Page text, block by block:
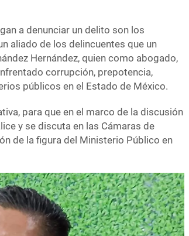
a denunciar un delito son los
aliado de los delincuentes que un
Hernández, quien como abogado,
corrupción, prepotencia,
públicos en el Estado de México.
para que en el marco de la discusión
y se discuta en las Cámaras de
de la figura del Ministerio Público en